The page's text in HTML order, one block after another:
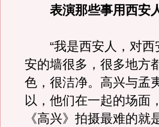
表演那些事用西安
“我是西安人，对西
安的墙很多，很多地方
色，很洁净。高兴与孟
以，他们在一起的场面
《高兴》拍摄最难的